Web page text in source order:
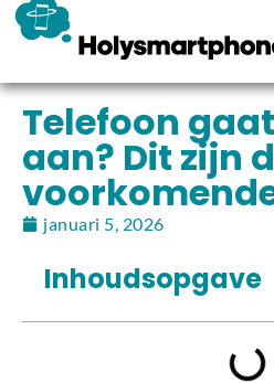
Telefoon
aan? Dit zijn
januari 5, 2026
Inhoudsopgave